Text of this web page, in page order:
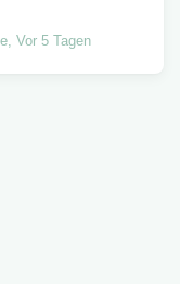
Vor 5 Tagen